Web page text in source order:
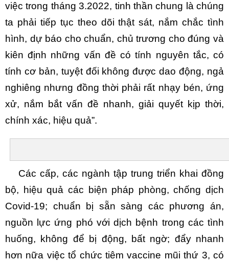
việc trong tháng 3.2022, tinh thần chung là chúng
ta phải tiếp tục theo dõi thật sát, nắm chắc tình
hình, dự báo cho chuẩn, chủ trương cho đúng và
kiên định những vấn đề có tính nguyên tắc, có
tính cơ bản, tuyệt đối không được dao động, ngả
nghiêng nhưng đồng thời phải rất nhạy bén, ứng
xử, nắm bắt vấn đề nhanh, giải quyết kịp thời,
chính xác, hiệu quả”.
Các cấp, các ngành tập trung triển khai đồng
bộ, hiệu quả các biện pháp phòng, chống dịch
Covid-19; chuẩn bị sẵn sàng các phương án,
nguồn lực ứng phó với dịch bệnh trong các tình
huống, không để bị động, bất ngờ; đẩy nhanh
hơn nữa việc tổ chức tiêm vaccine mũi thứ 3, có